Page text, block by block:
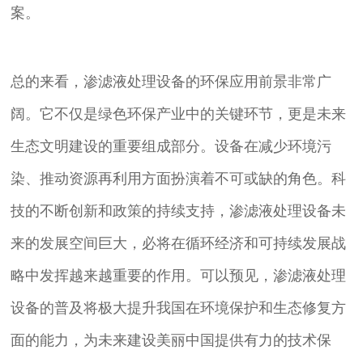
案。
总的来看，渗滤液处理设备的环保应用前景非常广
阔。它不仅是绿色环保产业中的关键环节，更是未来
生态文明建设的重要组成部分。设备在减少环境污
染、推动资源再利用方面扮演着不可或缺的角色。科
技的不断创新和政策的持续支持，渗滤液处理设备未
来的发展空间巨大，必将在循环经济和可持续发展战
略中发挥越来越重要的作用。可以预见，渗滤液处理
设备的普及将极大提升我国在环境保护和生态修复方
面的能力，为未来建设美丽中国提供有力的技术保